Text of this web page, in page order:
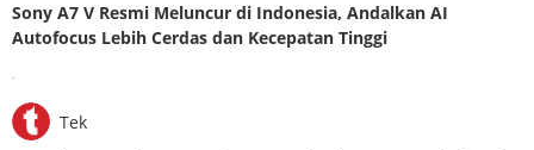
Sony A7 V Resmi Meluncur di Indonesia, Andalkan AI
Autofocus Lebih Cerdas dan Kecepatan Tinggi
.
Tek